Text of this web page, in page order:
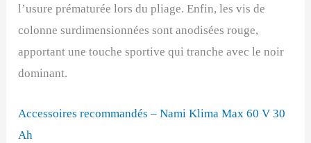
l’usure prématurée lors du pliage. Enfin, les vis de
colonne surdimensionnées sont anodisées rouge,
apportant une touche sportive qui tranche avec le noir
dominant.
Accessoires recommandés – Nami Klima Max 60 V 30
Ah